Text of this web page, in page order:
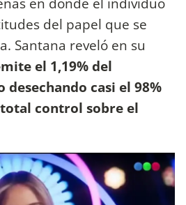
del papel que se
Santana reveló en su
el 1,19% del
casi el 98%
control sobre el